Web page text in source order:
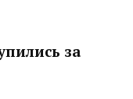
за